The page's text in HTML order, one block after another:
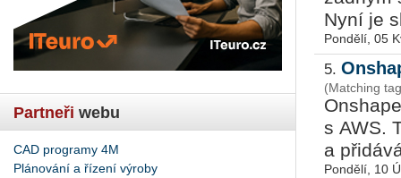
Partneři webu
CAD programy 4M
Plánování a řízení výroby
Nyní je
Pondělí, 05
5.
(Matching
s AWS.
a
Pondělí, 10